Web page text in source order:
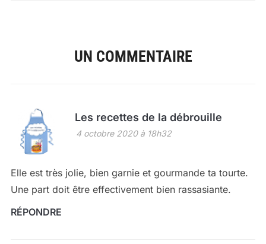
UN COMMENTAIRE
Les recettes de la débrouille
4 octobre 2020 à 18h32
Elle est très jolie, bien garnie et gourmande ta tourte.
Une part doit être effectivement bien rassasiante.
RÉPONDRE